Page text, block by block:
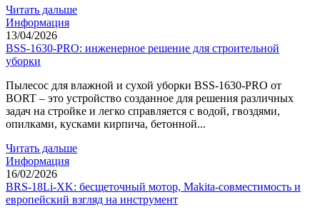
Читать дальше
Информация
13/04/2026
BSS-1630-PRO: инженерное решение для строительной
уборки
Пылесос для влажной и сухой уборки BSS-1630-PRO от
BORT – это устройство созданное для решения различных
задач на стройке и легко справляется с водой, гвоздями,
опилками, кусками кирпича, бетонной...
Читать дальше
Информация
16/02/2026
BRS-18Li-XK: бесщеточный мотор, Makita-совместимость и
европейский взгляд на инструмент